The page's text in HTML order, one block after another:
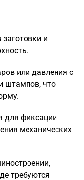
и
или давления с
штампов, что
для фиксации
механических
требуются